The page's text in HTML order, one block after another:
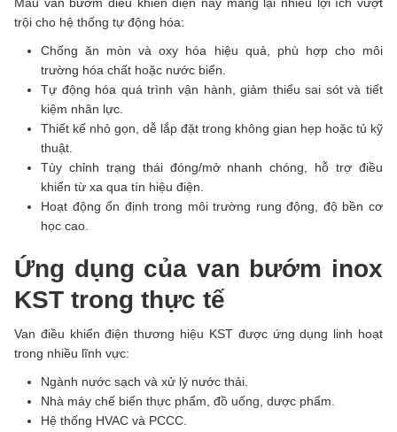
trội cho hệ thống tự động hóa:
Chống ăn mòn và oxy hóa hiệu quả, phù hợp cho môi
trường hóa chất hoặc nước biển.
Tự động hóa quá trình vận hành, giảm thiểu sai sót và tiết
kiệm nhân lực.
Thiết kế nhỏ gọn, dễ lắp đặt trong không gian hẹp hoặc tủ kỹ
thuật.
Tùy chỉnh trạng thái đóng/mở nhanh chóng, hỗ trợ điều
khiển từ xa qua tín hiệu điện.
Hoạt động ổn định trong môi trường rung động, độ bền cơ
học cao.
Ứng dụng của van bướm inox
KST trong thực tế
Van điều khiển điện thương hiệu KST được ứng dụng linh hoạt
trong nhiều lĩnh vực:
Ngành nước sạch và xử lý nước thải.
Nhà máy chế biến thực phẩm, đồ uống, dược phẩm.
Hệ thống HVAC và PCCC.